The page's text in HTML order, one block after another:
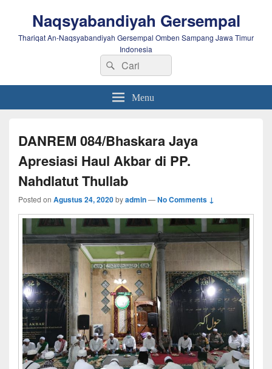
Naqsyabandiyah Gersempal
Thariqat An-Naqsyabandiyah Gersempal Omben Sampang Jawa Timur
Indonesia
Search
for:
Search
Menu
DANREM 084/Bhaskara Jaya
Apresiasi Haul Akbar di PP.
Nahdlatut Thullab
Posted on Agustus 24, 2020byadmin—No Comments ↓